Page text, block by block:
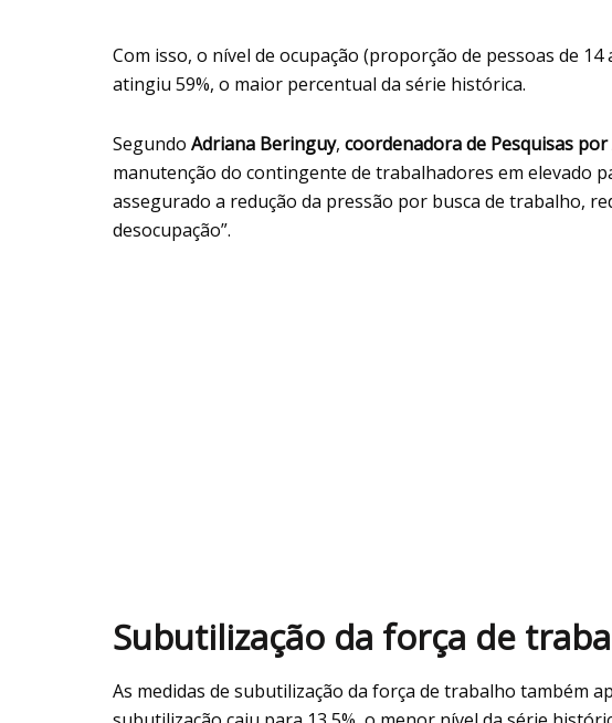
Com isso, o nível de ocupação (proporção de pessoas de
atingiu 59%, o maior percentual da série histórica.
Segundo Adriana Beringuy, coordenadora de Pesquisas
manutenção do contingente de trabalhadores em elevado
assegurado a redução da pressão por busca de trabalho,
desocupação”.
Subutilização da força de
As medidas de subutilização da força de trabalho também